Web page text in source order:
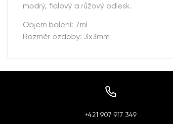
modrý, fialový a růžový odlesk.
Objem balení: 7ml
Rozměr ozdoby: 3x3mm
+421 907 917 349